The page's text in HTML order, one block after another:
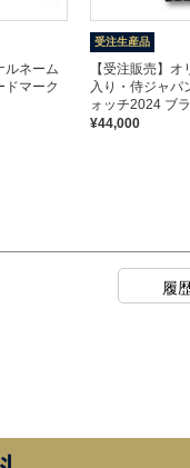
ルネーム
ドマーク
受注生産品
【受注販売】
入り・侍ジャパ
ォッチ2024 ブ
¥44,000